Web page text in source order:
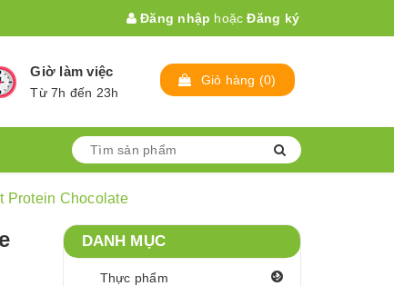
Đăng nhập hoặc Đăng ký
Giờ làm việc
Từ 7h đến 23h
Giỏ hàng (0)
Protein Chocolate
DANH MỤC
Thực phẩm